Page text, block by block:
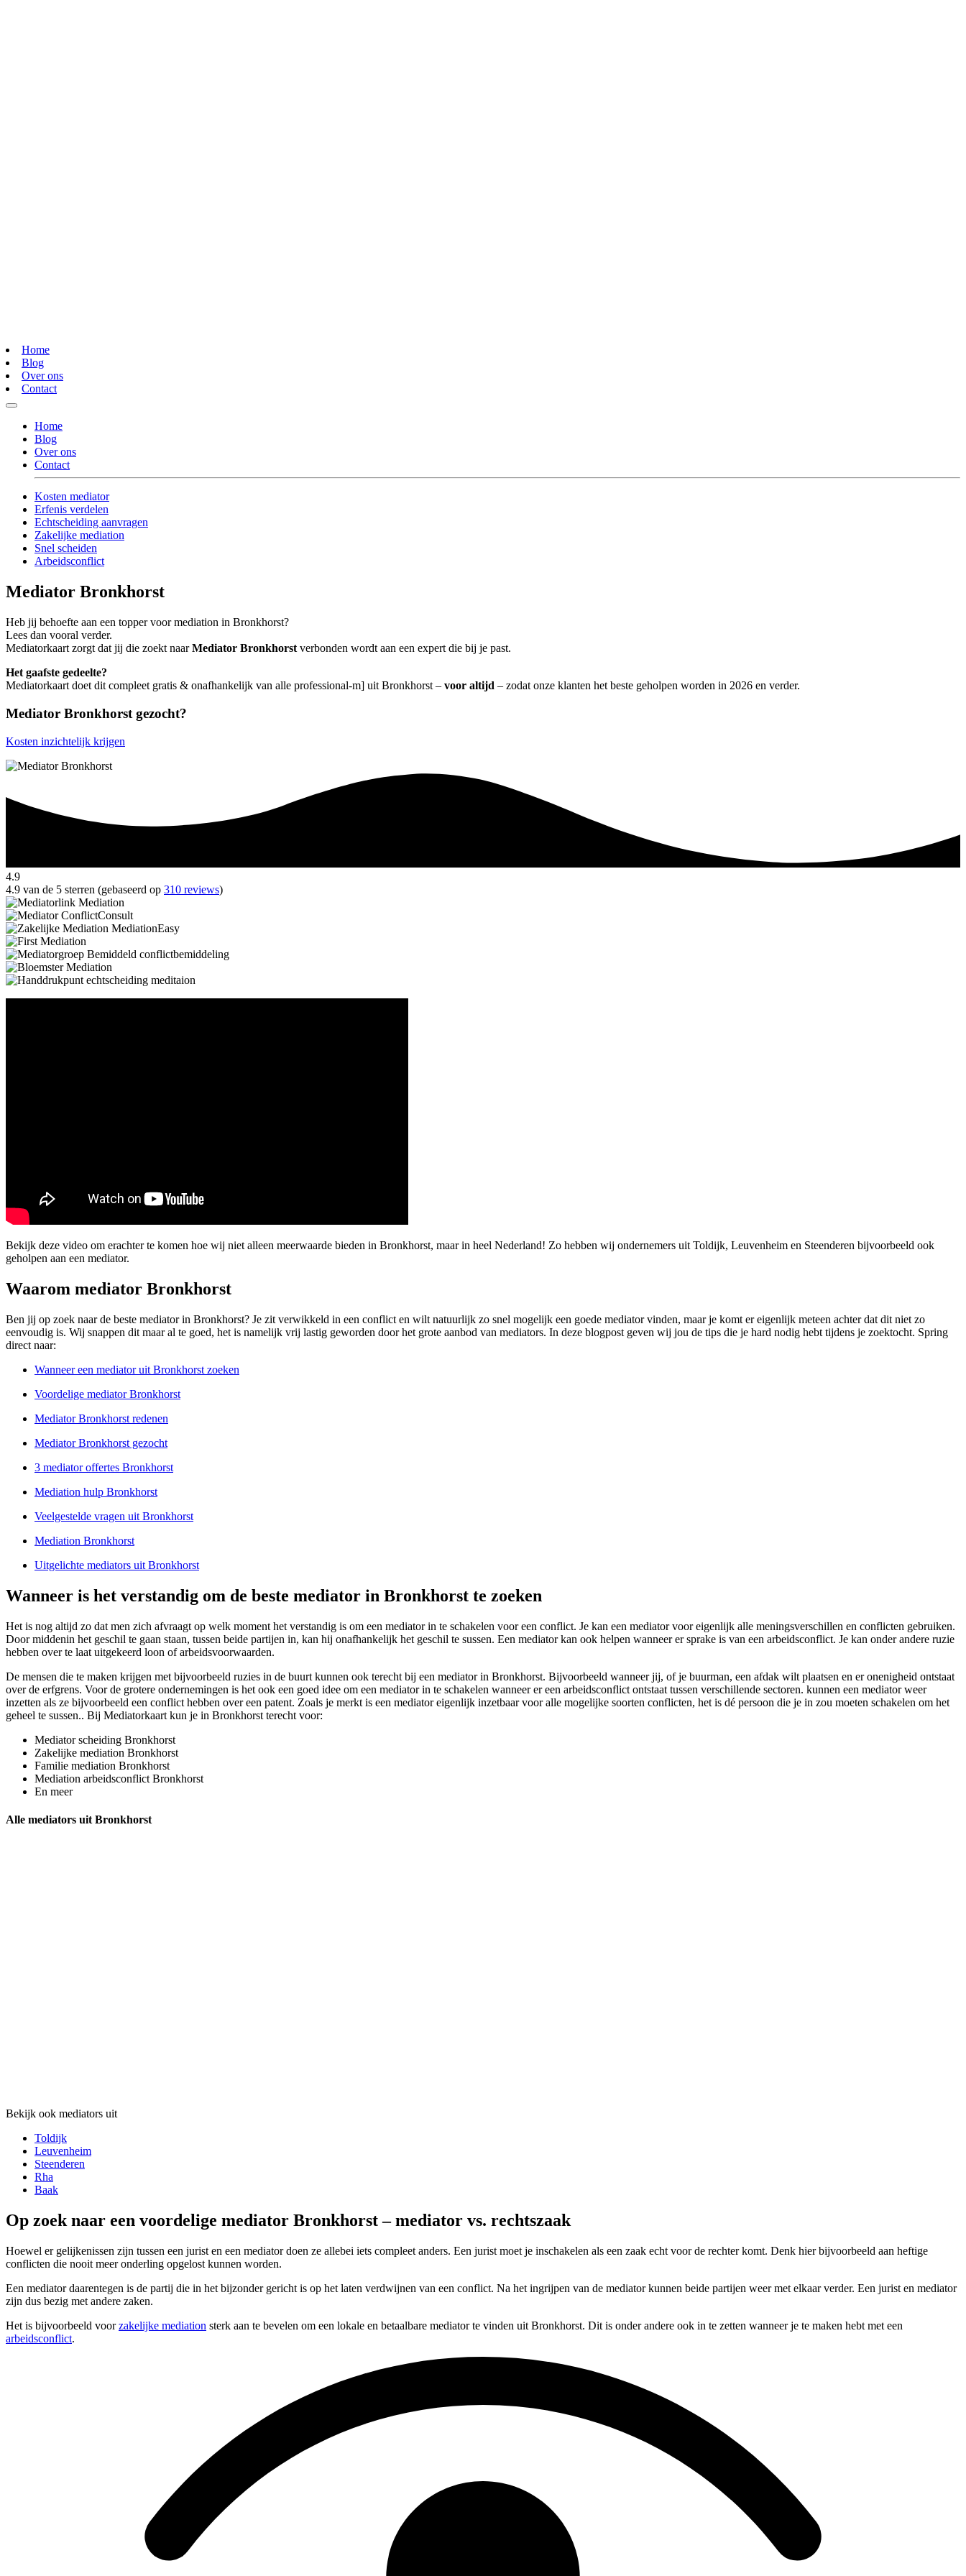
Home
Blog
Over ons
Contact
Home
Blog
Over ons
Contact
Kosten mediator
Erfenis verdelen
Echtscheiding aanvragen
Zakelijke mediation
Snel scheiden
Arbeidsconflict
Mediator Bronkhorst
Heb jij behoefte aan een topper voor mediation in Bronkhorst?
Lees dan vooral verder.
Mediatorkaart zorgt dat jij die zoekt naarMediator Bronkhorst verbonden wordt aan een expert die bij je past.
Het gaafste gedeelte?
Mediatorkaart doet dit compleet gratis & onafhankelijk van alle professional-m] uit Bronkhorst – voor altijd – zodat onze klanten het beste geholpen worden in 2026 en verder.
Mediator Bronkhorst gezocht?
Kosten inzichtelijk krijgen
4.9
4.9 van de 5 sterren (gebaseerd op 310 reviews)
Bekijk deze video om erachter te komen hoe wij niet alleen meerwaarde bieden in Bronkhorst, maar in heel Nederland! Zo hebben wij ondernemers uit Toldijk, Leuvenheim en Steenderen bijvoorbeeld ook
geholpen aan een mediator.
Waarom mediator Bronkhorst
Ben jij op zoek naar de beste mediator in Bronkhorst? Je zit verwikkeld in een conflict en wilt natuurlijk zo snel mogelijk een goede mediator vinden, maar je komt er eigenlijk meteen achter dat dit niet zo
eenvoudig is. Wij snappen dit maar al te goed, het is namelijk vrij lastig geworden door het grote aanbod van mediators. In deze blogpost geven wij jou de tips die je hard nodig hebt tijdens je zoektocht. Spring
direct naar:
Wanneer een mediator uit Bronkhorst zoeken
Voordelige mediator Bronkhorst
Mediator Bronkhorst redenen
Mediator Bronkhorst gezocht
3 mediator offertes Bronkhorst
Mediation hulp Bronkhorst
Veelgestelde vragen uit Bronkhorst
Mediation Bronkhorst
Uitgelichte mediators uit Bronkhorst
Wanneer is het verstandig om de beste mediator in Bronkhorst te zoeken
Het is nog altijd zo dat men zich afvraagt op welk moment het verstandig is om een mediator in te schakelen voor een conflict. Je kan een mediator voor eigenlijk alle meningsverschillen en conflicten gebruiken.
Door middenin het geschil te gaan staan, tussen beide partijen in, kan hij onafhankelijk het geschil te sussen. Een mediator kan ook helpen wanneer er sprake is van een arbeidsconflict. Je kan onder andere ruzie
hebben over te laat uitgekeerd loon of arbeidsvoorwaarden.
De mensen die te maken krijgen met bijvoorbeeld ruzies in de buurt kunnen ook terecht bij een mediator in Bronkhorst. Bijvoorbeeld wanneer jij, of je buurman, een afdak wilt plaatsen en er onenigheid ontstaat
over de erfgrens. Voor de grotere ondernemingen is het ook een goed idee om een mediator in te schakelen wanneer er een arbeidsconflict ontstaat tussen verschillende sectoren. kunnen een mediator weer
inzetten als ze bijvoorbeeld een conflict hebben over een patent. Zoals je merkt is een mediator eigenlijk inzetbaar voor alle mogelijke soorten conflicten, het is dé persoon die je in zou moeten schakelen om het
geheel te sussen.. Bij Mediatorkaart kun je in Bronkhorst terecht voor:
Mediator scheiding Bronkhorst
Zakelijke mediation Bronkhorst
Familie mediation Bronkhorst
Mediation arbeidsconflict Bronkhorst
En meer
Alle mediators uit Bronkhorst
Bekijk ook mediators uit
Toldijk
Leuvenheim
Steenderen
Rha
Baak
Op zoek naar een voordelige mediator Bronkhorst – mediator vs. rechtszaak
Hoewel er gelijkenissen zijn tussen een jurist en een mediator doen ze allebei iets compleet anders. Een jurist moet je inschakelen als een zaak echt voor de rechter komt. Denk hier bijvoorbeeld aan heftige
conflicten die nooit meer onderling opgelost kunnen worden.
Een mediator daarentegen is de partij die in het bijzonder gericht is op het laten verdwijnen van een conflict. Na het ingrijpen van de mediator kunnen beide partijen weer met elkaar verder. Een jurist en mediator
zijn dus bezig met andere zaken.
Het is bijvoorbeeld voorzakelijke mediation sterk aan te bevelen om een lokale en betaalbare mediator te vinden uit Bronkhorst. Dit is onder andere ook in te zetten wanneer je te maken hebt met een
arbeidsconflict.